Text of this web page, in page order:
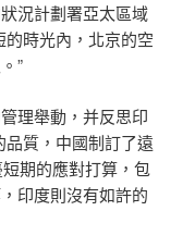
況計劃署亞太區域
的時光內，北京的空
”
理舉動，并反思印
品質，中國制訂了遠
期的應對打算，包
印度則沒有如許的